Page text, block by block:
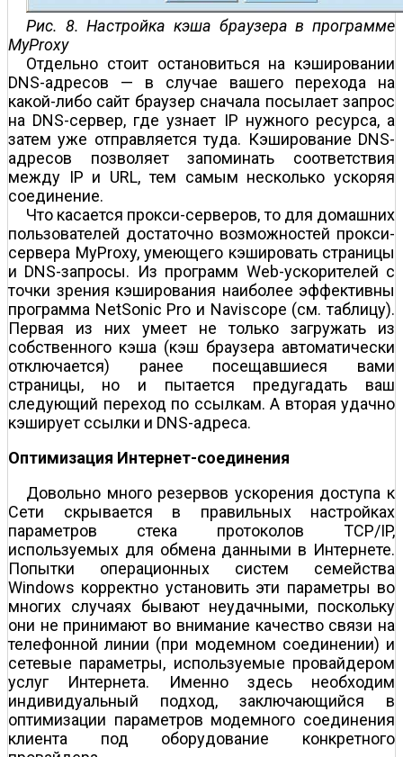
Рис. 8. Настройка кэша браузера в программе
MyProxy
Отдельно стоит остановиться на кэшировании
DNS-адресов — в случае вашего перехода на
какой-либо сайт браузер сначала посылает запрос
на DNS-сервер, где узнает IP нужного ресурса, а
затем уже отправляется туда. Кэширование DNS-
адресов позволяет запоминать соответствия
между IP и URL, тем самым несколько ускоряя
соединение.
Что касается прокси-серверов, то для домашних
пользователей достаточно возможностей прокси-
сервера MyProxy, умеющего кэшировать страницы
и DNS-запросы. Из программ Web-ускорителей с
точки зрения кэширования наиболее эффективны
программа NetSonic Pro и Naviscope (см. таблицу).
Первая из них умеет не только загружать из
собственного кэша (кэш браузера автоматически
отключается) ранее посещавшиеся вами
страницы, но и пытается предугадать ваш
следующий переход по ссылкам. А вторая удачно
кэширует ссылки и DNS-адреса.
Оптимизация Интернет-соединения
Довольно много резервов ускорения доступа к
Сети скрывается в правильных настройках
параметров стека протоколов TCP/IP,
используемых для обмена данными в Интернете.
Попытки операционных систем семейства
Windows корректно установить эти параметры во
многих случаях бывают неудачными, поскольку
они не принимают во внимание качество связи на
телефонной линии (при модемном соединении) и
сетевые параметры, используемые провайдером
услуг Интернета. Именно здесь необходим
индивидуальный подход, заключающийся в
оптимизации параметров модемного соединения
клиента под оборудование конкретного